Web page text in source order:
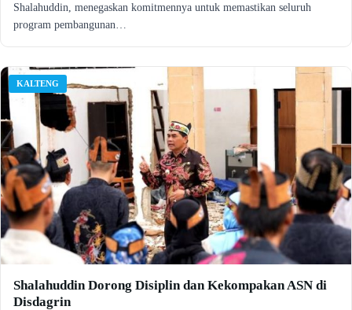
Shalahuddin, menegaskan komitmennya untuk memastikan seluruh
program pembangunan…
KALTENG
Shalahuddin Dorong Disiplin dan Kekompakan ASN di
Disdagrin